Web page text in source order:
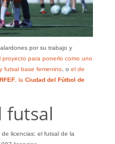
por su trabajo y
proyecto para ponerlo como uno
futsal base femenino, o el de
RFEF, la Ciudad del Fútbol de
futsal
licencias: el futsal de la